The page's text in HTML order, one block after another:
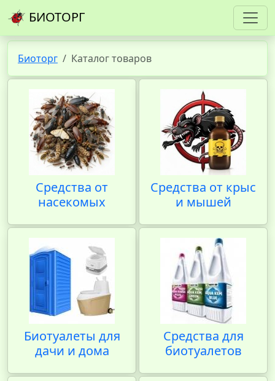
БИОТОРГ
Биоторг Каталог товаров
Средства от
насекомых
Средства от крыс
и мышей
Биотуалеты для
дачи и дома
Средства для
биотуалетов